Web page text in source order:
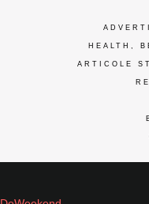
HEALTH,
ARTICOLE